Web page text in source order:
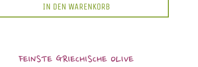
IN DEN WARENKORB
FEINSTE GRIECHISCHE OLIVE